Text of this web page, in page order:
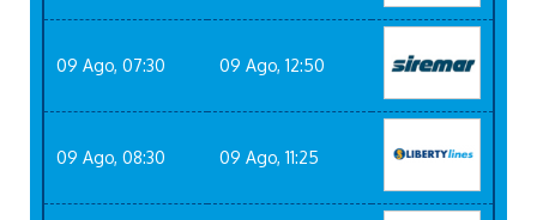
09 Ago, 07:30 09 Ago, 12:50
09 Ago, 08:30 09 Ago, 11:25